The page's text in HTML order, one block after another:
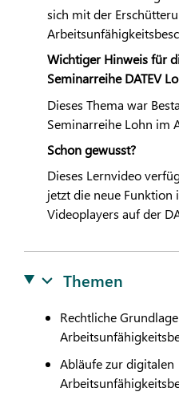
sich mit der
Wichtiger Hinweis für
SeminarreiheDATEV
Dieses Thema war
Seminarreihe Lohn im
Schon gewusst?
Dieses Lernvideo
jetzt die neue Funktion
Videoplayers auf der
Themen
Rechtliche
Abläufe zur digitalen